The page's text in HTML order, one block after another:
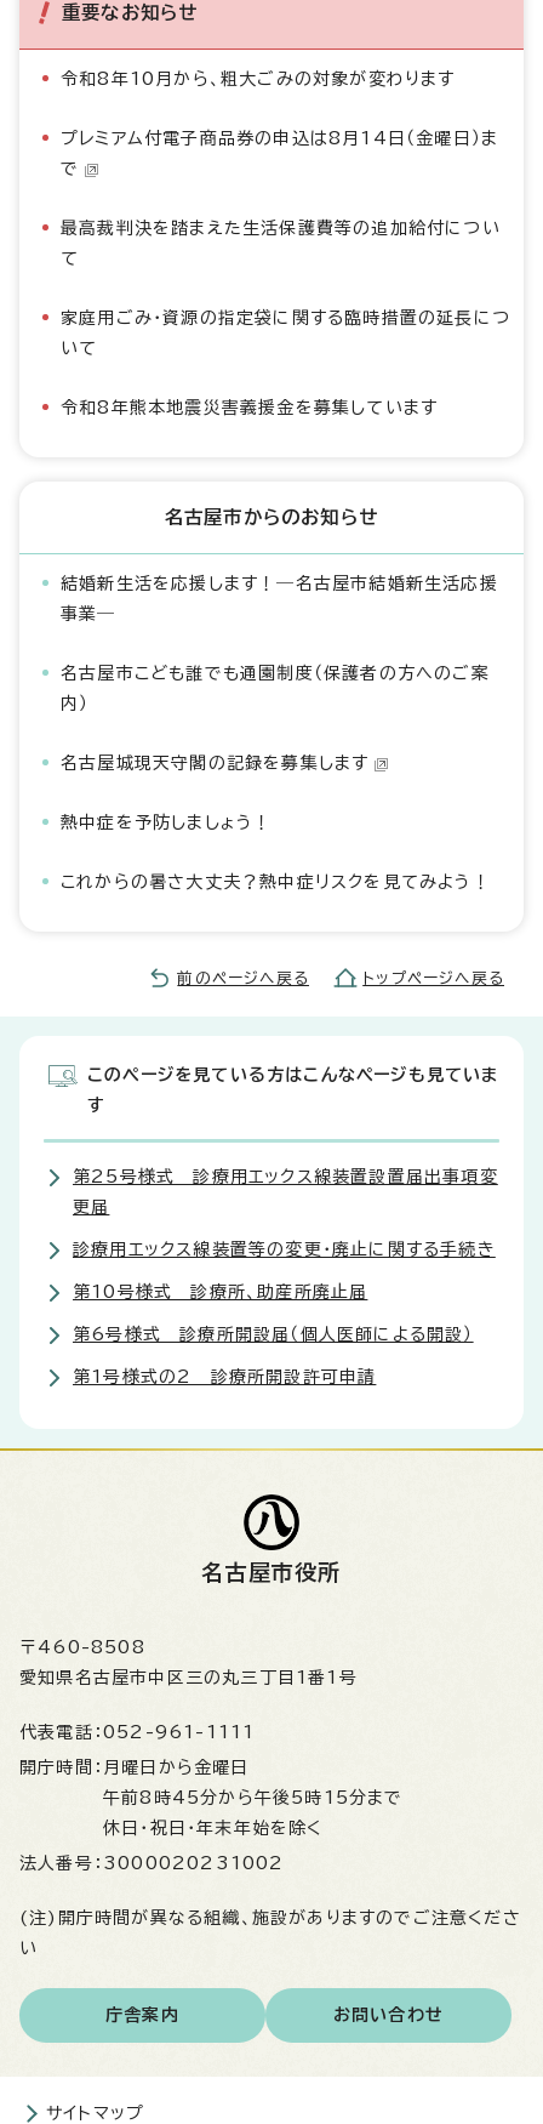
重要なお知らせ
令和8年10月から、粗大ごみの対象が変わります
プレミアム付電子商品券の申込は8月14日（金曜日）ま
で
最高裁判決を踏まえた生活保護費等の追加給付につい
て
家庭用ごみ・資源の指定袋に関する臨時措置の延長につ
いて
令和8年熊本地震災害義援金を募集しています
名古屋市からのお知らせ
結婚新生活を応援します！―名古屋市結婚新生活応援
事業―
名古屋市こども誰でも通園制度（保護者の方へのご案
内）
名古屋城現天守閣の記録を募集します
熱中症を予防しましょう！
これからの暑さ大丈夫？熱中症リスクを見てみよう！
前のページへ戻る トップページへ戻る
このページを見ている方はこんなページも見ていま
す
第25号様式 診療用エックス線装置設置届出事項変
更届
診療用エックス線装置等の変更・廃止に関する手続き
第10号様式 診療所、助産所廃止届
第6号様式 診療所開設届（個人医師による開設）
第1号様式の2 診療所開設許可申請
名古屋市役所
〒460-8508
愛知県名古屋市中区三の丸三丁目1番1号
代表電話： 052-961-1111
開庁時間： 月曜日から金曜日
午前8時45分から午後5時15分まで
休日・祝日・年末年始を除く
法人番号： 3000020231002
(注)開庁時間が異なる組織、施設がありますのでご注意くださ
い
庁舎案内 お問い合わせ
サイトマップ